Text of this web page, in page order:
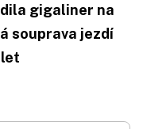
gigaliner na
souprava jezdí